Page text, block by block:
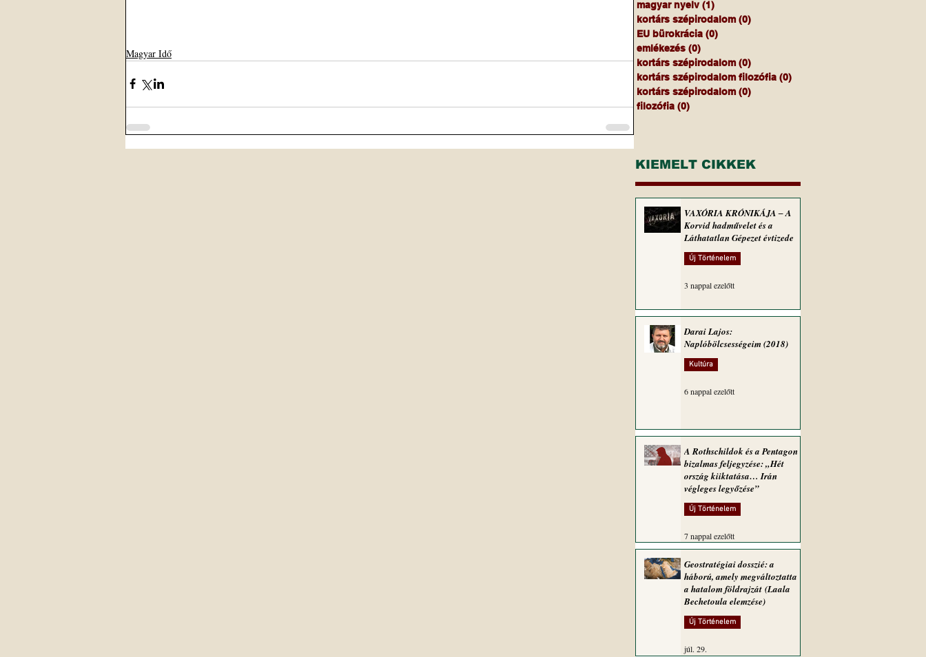
Magyar Idő
magyar nyelv (1)
kortárs szépirodalom (0)
EU bürokrácia (0)
emlékezés (0)
kortárs szépirodalom (0)
kortárs szépirodalom filozófia (0)
kortárs szépirodalom (0)
filozófia (0)
KIEMELT CIKKEK
VAXÓRIA KRÓNIKÁJA ‒ A
Korvid hadművelet és a
Láthatatlan Gépezet évtizede
Új Történelem
3 nappal ezelőtt
Darai Lajos:
Naplóbölcsességeim (2018)
Kultúra
6 nappal ezelőtt
A Rothschildok és a Pentagon
bizalmas feljegyzése: „Hét
ország kiiktatása… Irán
végleges legyőzése”
Új Történelem
7 nappal ezelőtt
Geostratégiai dosszié: a
háború, amely megváltoztatta
a hatalom földrajzát (Laala
Bechetoula elemzése)
Új Történelem
júl. 29.